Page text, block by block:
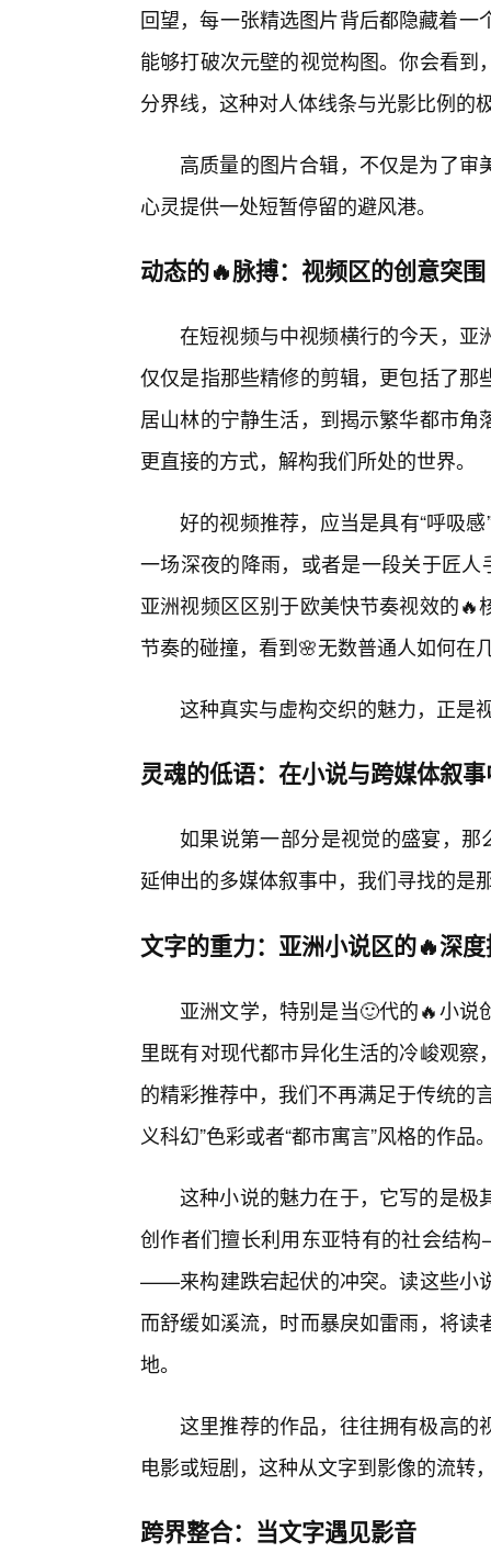
回望，每一张精选图片背后都隐藏着
能够打破次元壁的视觉构图。你会看
分界线，这种对人体线条与光影比例的
高质量的图片合辑，不仅是为了
心灵提供一处短暂停留的避风港。
动态的🔥脉搏：视频区的创意突围
在短视频与中视频横行的今天，亚
仅仅是指那些精修的剪辑，更包括了
居山林的宁静生活，到揭示繁华都市
更直接的方式，解构我们所处的世界。
好的视频推荐，应当是具有“呼吸
一场深夜的降雨，或者是一段关于匠
亚洲视频区区别于欧美快节奏视效的
节奏的碰撞，看到🌸无数普通人如何在
这种真实与虚构交织的魅力，正是
灵魂的低语：在小说与跨媒体叙
如果说第一部分是视觉的盛宴，那
延伸出的多媒体叙事中，我们寻找的是
文字的重力：亚洲小说区的🔥深
亚洲文学，特别是当🙂代的🔥小
里既有对现代都市异化生活的冷峻观
的精彩推荐中，我们不再满足于传统的
义科幻”色彩或者“都市寓言”风格的作品
这种小说的魅力在于，它写的是极
创作者们擅长利用东亚特有的社会结
——来构建跌宕起伏的冲突。读这些小
而舒缓如溪流，时而暴戾如雷雨，将
地。
这里推荐的作品，往往拥有极高的
电影或短剧，这种从文字到影像的流转
跨界整合：当文字遇见影音